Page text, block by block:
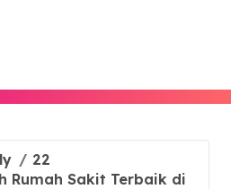
22
Rumah Sakit Terbaik di